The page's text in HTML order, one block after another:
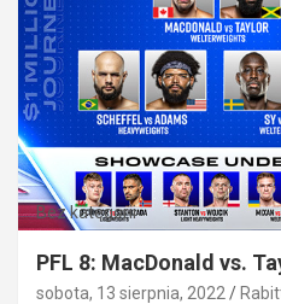
Bez kategorii
PFL 8: MacDonald vs.
sobota, 13 sierpnia, 2022